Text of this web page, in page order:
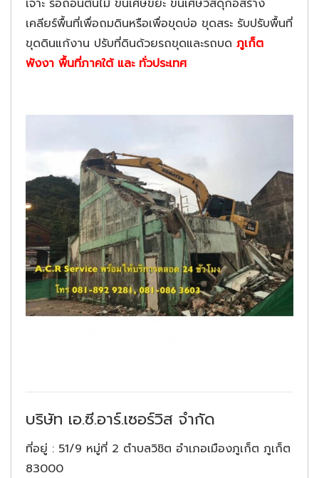
เจาะ รื้อถอนต้นไม้ ขนเศษขยะ ขนเศษวัสดุก่อสร้าง
เคลียร์พื้นที่เพื่อถมดินหรือเพื่อขุดบ่อ ขุดสระ รับปรับพื้นที่
ขุดดินแก้งาน ปรับที่ดินด้วยรถขุดและรถบด ภูเก็ต
พังงา พื้นที่ภาคใต้ และ ทั่วประเทศ
บริษัท เอ.ซี.อาร์.เซอร์วิส จำกัด
ที่อยู่ : 51/9 หมู่ที่ 2 ตำบลวิชิต อำเภอเมืองภูเก็ต ภูเก็ต
83000